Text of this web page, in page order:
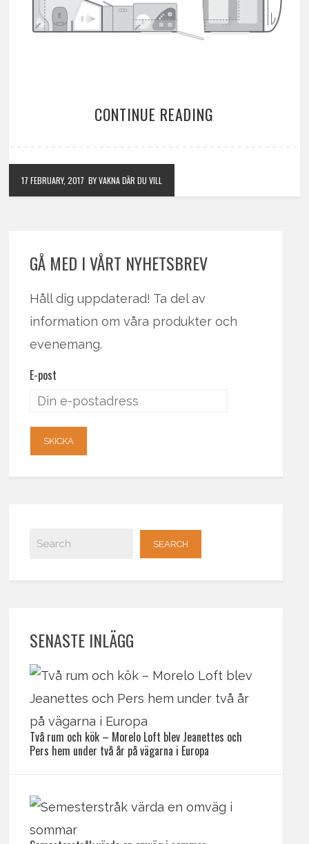
CONTINUE READING
17 FEBRUARY, 2017 BY VAKNA DÄR DU VILL
GÅ MED I VÅRT NYHETSBREV
Håll dig uppdaterad! Ta del av
information om våra produkter och
evenemang.
E-post
SENASTE INLÄGG
Två rum och kök – Morelo Loft blev Jeanettes och
Pers hem under två år på vägarna i Europa